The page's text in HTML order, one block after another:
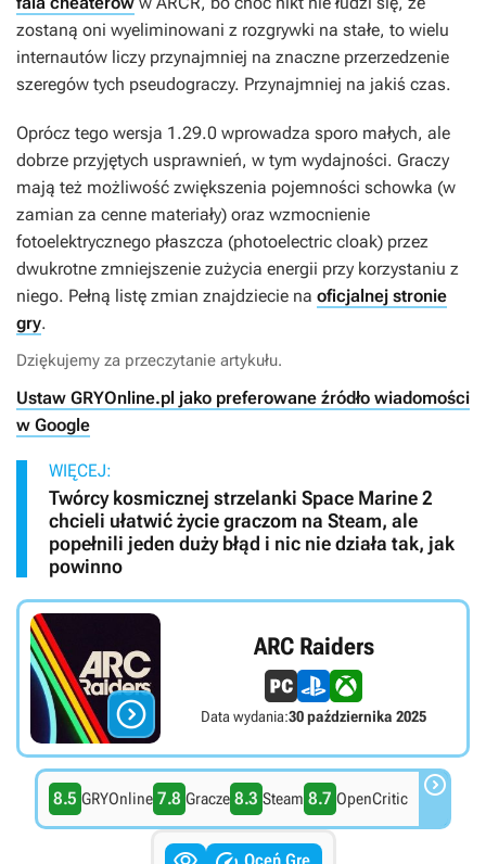
zostaną oni wyeliminowani z rozgrywki na stałe, to wielu
internautów liczy przynajmniej na znaczne przerzedzenie
szeregów tych pseudograczy. Przynajmniej na jakiś czas.
Oprócz tego wersja 1.29.0 wprowadza sporo małych, ale
dobrze przyjętych usprawnień, w tym wydajności. Graczy
mają też możliwość zwiększenia pojemności schowka (w
zamian za cenne materiały) oraz wzmocnienie
fotoelektrycznego płaszcza (photoelectric cloak) przez
dwukrotne zmniejszenie zużycia energii przy korzystaniu z
niego. Pełną listę zmian znajdziecie na oficjalnej stronie
gry.
Dziękujemy za przeczytanie artykułu.
Ustaw GRYOnline.pl jako preferowane źródło wiadomości
w Google
WIĘCEJ:
Twórcy kosmicznej strzelanki Space Marine 2
chcieli ułatwić życie graczom na Steam, ale
popełnili jeden duży błąd i nic nie działa tak, jak
powinno

ARC Raiders
Data wydania:30 października 2025
8.5 GRYOnline 7.8 Gracze 8.3 Steam 8.7 OpenCritic 